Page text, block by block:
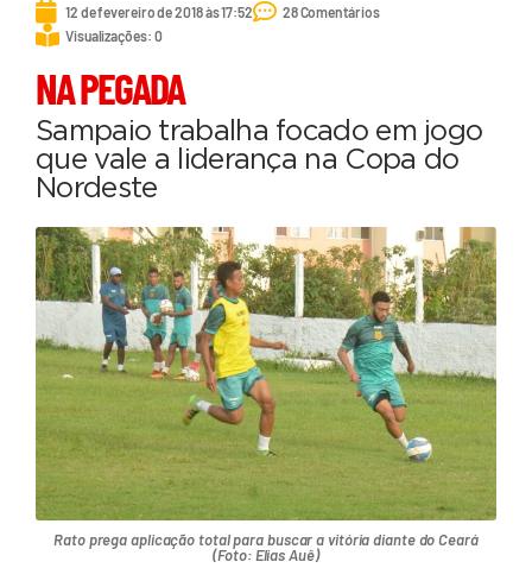
12 de fevereiro de 2018 às 17:52
28 Comentários
Visualizações: 0
NA PEGADA
Sampaio trabalha focado em jogo
que vale a liderança na Copa do
Nordeste
Rato prega aplicação total para buscar a vitória diante do Ceará
(Foto: Elias Auê)